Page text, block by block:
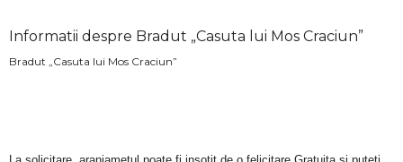
Informatii despre Bradut „Casuta lui Mos Craciun”
Bradut „Casuta lui Mos Craciun”